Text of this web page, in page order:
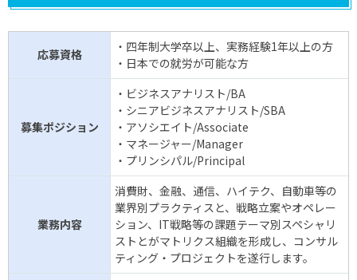
応募資格
・四年制大学卒以上、実務経験1年以上の方
・日本での就労が可能な方
募集ポジション
・ビジネスアナリスト/BA
・シニアビジネスアナリスト/SBA
・アソシエイト/Associate
・マネージャー/Manager
・プリンシパル/Principal
業務内容
消費財、金融、通信、ハイテク、自動車等の
業界別プラクティスと、戦略立案やオペレー
ション、IT戦略等の課題テーマ別スペシャリ
ストとがマトリクス組織を形成し、コンサル
ティング・プロジェクトを遂行します。